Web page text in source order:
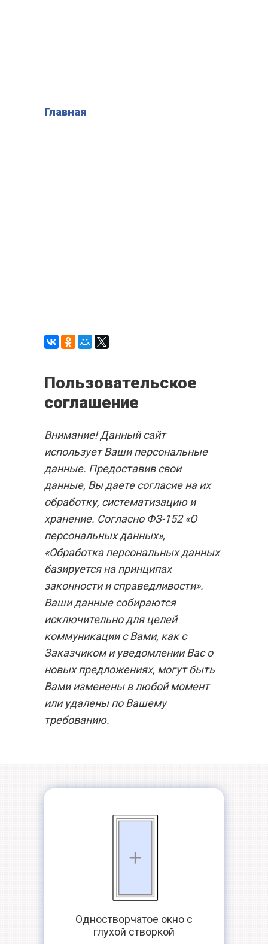
Главная
Пользовательское
соглашение
Внимание! Данный сайт
использует Ваши персональные
данные. Предоставив свои
данные, Вы даете согласие на их
обработку, систематизацию и
хранение. Согласно ФЗ-152 «О
персональных данных»,
«Обработка персональных данных
базируется на принципах
законности и справедливости».
Ваши данные собираются
исключительно для целей
коммуникации с Вами, как с
Заказчиком и уведомлении Вас о
новых предложениях, могут быть
Вами изменены в любой момент
или удалены по Вашему
требованию.
Одностворчатое окно с
глухой створкой